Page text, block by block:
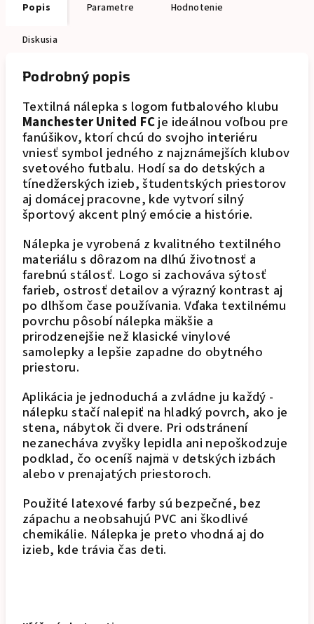
Popis Parametre Hodnotenie
Diskusia
Podrobný popis
Textilná nálepka s logom futbalového klubu
Manchester United FCje ideálnou voľbou pre
fanúšikov, ktorí chcú do svojho interiéru
vniesť symbol jedného z najznámejších klubov
svetového futbalu. Hodí sa do detských a
tínedžerských izieb, študentských priestorov
aj domácej pracovne, kde vytvorí silný
športový akcent plný emócie a histórie.
Nálepka je vyrobená z kvalitného textilného
materiálu s dôrazom na dlhú životnosť a
farebnú stálosť. Logo si zachováva sýtosť
farieb, ostrosť detailov a výrazný kontrast aj
po dlhšom čase používania. Vďaka textilnému
povrchu pôsobí nálepka mäkšie a
prirodzenejšie než klasické vinylové
samolepky a lepšie zapadne do obytného
priestoru.
Aplikácia je jednoduchá a zvládne ju každý -
nálepku stačí nalepiť na hladký povrch, ako je
stena, nábytok či dvere. Pri odstránení
nezanecháva zvyšky lepidla ani nepoškodzuje
podklad, čo oceníš najmä v detských izbách
alebo v prenajatých priestoroch.
Použité latexové farby sú bezpečné, bez
zápachu a neobsahujú PVC ani škodlivé
chemikálie. Nálepka je preto vhodná aj do
izieb, kde trávia čas deti.